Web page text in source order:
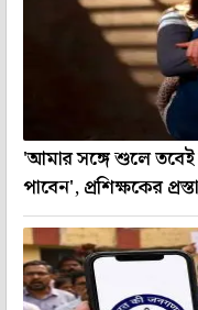
'আমার সঙ্গে শুলে তবেই
পাবেন', প্রশিক্ষকের